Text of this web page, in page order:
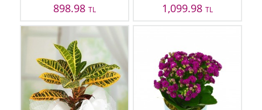
898.98TL 1,099.98 TL